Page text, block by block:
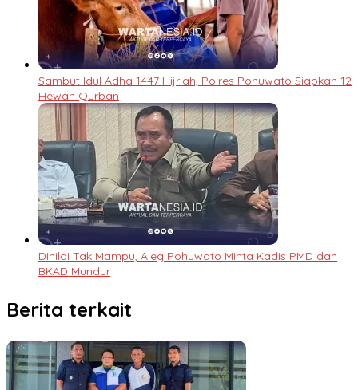
Sambut Idul Adha 1447 Hijriah, Polres Pohuwato Siapkan 12
Hewan Qurban
Dinilai Tak Mampu, Aleg Pohuwato Minta Kadis PMD dan
BKAD Mundur
Berita terkait